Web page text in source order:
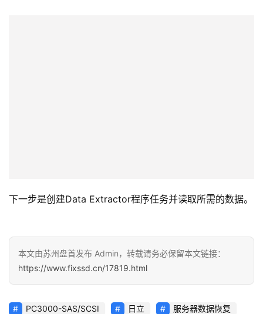
下一步是创建Data Extractor程序任务并读取所需的数据。
本文由苏州盘首发布 Admin，转载请务必保留本文链接：
https://www.fixssd.cn/17819.html
PC3000-SAS/SCSI 日立 服务器数据恢复